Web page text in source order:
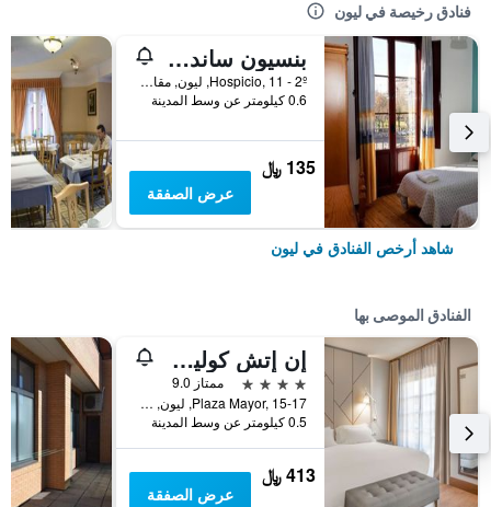
فنادق رخيصة في ليون
بنسيون ساندوفال باي جايا رومز
Hospicio, 11 - 2º, ليون, مقاطعة ليون, أسبانيا
0.6 كيلومتر عن وسط المدينة
135 ﷼
عرض الصفقة
شاهد أرخص الفنادق في ليون
الفنادق الموصى بها
إن إتش كوليكشن ليون بلازا مايور
4 نجوم
ممتاز 9.0
Plaza Mayor, 15-17, ليون, مقاطعة ليون, أسبانيا
0.5 كيلومتر عن وسط المدينة
413 ﷼
عرض الصفقة